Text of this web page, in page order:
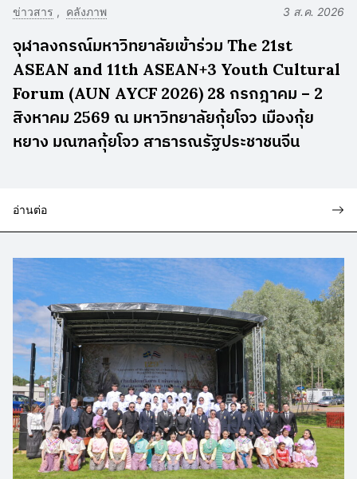
ข่าวสาร คลังภาพ 3 ส.ค. 2026
จุฬาลงกรณ์มหาวิทยาลัยเข้าร่วม The 21st
ASEAN and 11th ASEAN+3 Youth Cultural
Forum (AUN AYCF 2026) 28 กรกฎาคม – 2
สิงหาคม 2569 ณ มหาวิทยาลัยกุ้ยโจว เมืองกุ้ย
หยาง มณฑลกุ้ยโจว สาธารณรัฐประชาชนจีน
อ่านต่อ